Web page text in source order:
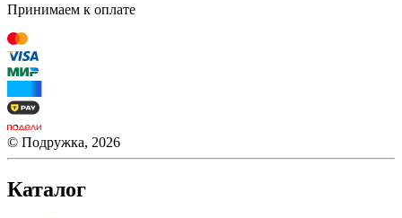
Принимаем к оплате
© Подружка, 2026
Каталог